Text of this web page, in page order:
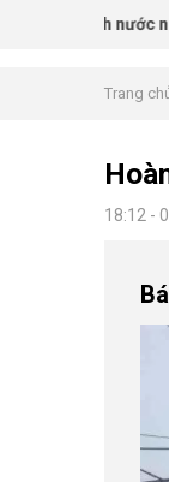
nước non. Cao
Trang
18:12 -